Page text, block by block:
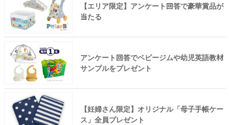
【エリア限定】アンケート回答で豪華賞品が
当たる
アンケート回答でベビージムや幼児英語教材
サンプルをプレゼント
【妊婦さん限定】オリジナル「母子手帳ケー
ス」全員プレゼント